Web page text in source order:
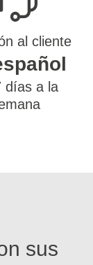
al cliente
días a la
sus